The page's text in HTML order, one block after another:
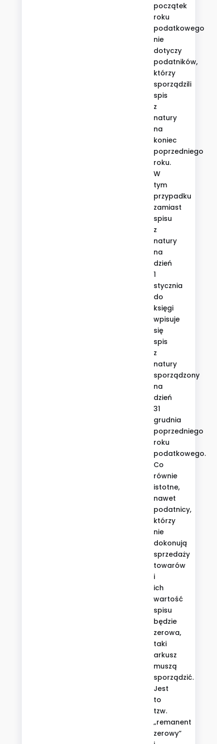
początek
roku
podatkowego
nie
dotyczy
podatników,
którzy
sporządzili
spis
z
natury
na
koniec
poprzedniego
roku.
W
tym
przypadku
zamiast
spisu
z
natury
na
dzień
1
stycznia
do
księgi
wpisuje
się
spis
z
natury
sporządzony
na
dzień
31
grudnia
poprzedniego
roku
podatkowego.
Co
równie
istotne,
nawet
podatnicy,
którzy
nie
dokonują
sprzedaży
towarów
i
ich
wartość
spisu
będzie
zerowa,
taki
arkusz
muszą
sporządzić.
Jest
to
tzw.
„remanent
zerowy”